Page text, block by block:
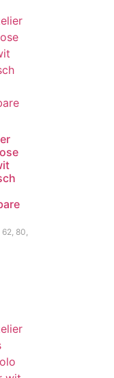
80,